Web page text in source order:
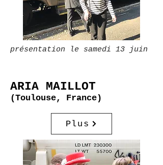
présentation le samedi 13 juin
ARIA MAILLOT
(Toulouse, France)
Plus